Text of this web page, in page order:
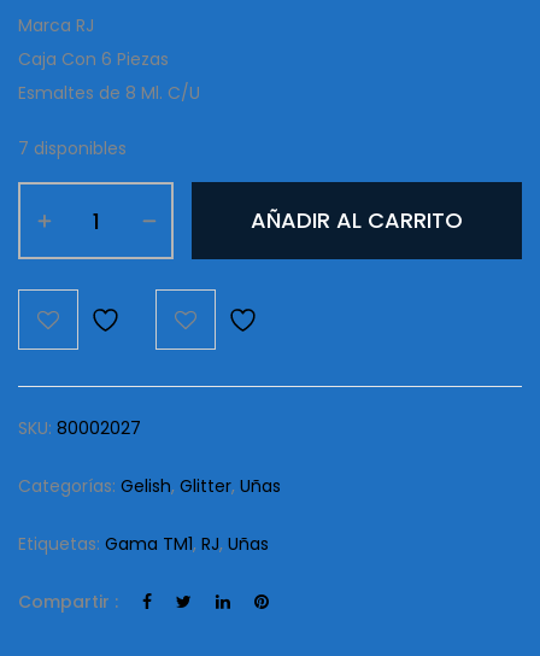
Marca RJ
Caja Con 6 Piezas
Esmaltes de 8 Ml. C/U
7 disponibles
Gama
cantidad
AÑADIR AL CARRITO
SKU: 80002027
Categorías: Gelish, Glitter, Uñas
Etiquetas: Gama TM1, RJ, Uñas
Compartir :